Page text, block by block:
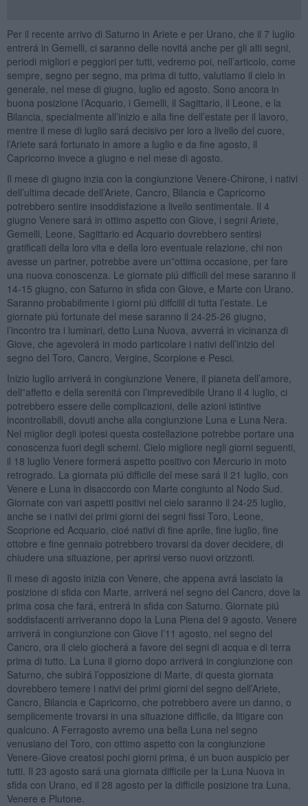
Per il recente arrivo di Saturno in Ariete e per Urano, che il 7 luglio
entrerá in Gemelli, ci saranno delle novitá anche per gli alti segni,
periodi migliori e peggiori per tutti, vedremo poi, nell’articolo, come
sempre, segno per segno, ma prima di tutto, valutiamo il cielo in
generale, nel mese di giugno, luglio ed agosto. Sono ancora in
buona posizione l’Acquario, i Gemelli, il Sagittario, il Leone, e la
Bilancia, specialmente all’inizio e alla fine dell’estate per il lavoro,
mentre il mese di luglio sará decisivo per loro a livello del cuore,
l’Ariete sará fortunato in amore a luglio e da fine agosto, il
Capricorno invece a giugno e nel mese di agosto.
Il mese di giugno inzia con la congiunzione Venere-Chirone, i nativi
dell’ultima decade dell’Ariete, Cancro, Bilancia e Capricorno
potrebbero sentire insoddisfazione a livello sentimentale. Il 4
giugno Venere sará in ottimo aspetto con Giove, i segni Ariete,
Gemelli, Leone, Sagittario ed Acquario dovrebbero sentirsi
gratificati della loro vita e della loro eventuale relazione, chi non
avesse un partner, potrebbe avere un”ottima occasione, per fare
una nuova conoscenza. Le giornate piú difficili del mese saranno il
14-15 giugno, con Saturno in sfida con Giove, e Marte con Urano.
Saranno probabilmente i giorni piú diffcilil di tutta l’estate. Le
giornate piú fortunate del mese saranno il 24-25-26 giugno,
l’incontro tra i luminari, detto Luna Nuova, avverrá in vicinanza di
Giove, che agevolerá in modo particolare i nativi dell’inizio del
segno del Toro, Cancro, Vergine, Scorpione e Pesci.
Inizio luglio arriverá in congiunzione Venere, il pianeta dell’amore,
dell”affetto e della serenitá con l’imprevedibile Urano il 4 luglio, ci
potrebbero essere delle complicazioni, delle azioni istintive
incontrollabili, dovuti anche alla congiunzione Luna e Luna Nera.
Nel miglior degli ipotesi questa costellazione potrebbe portare una
conoscenza fuori degli schemi. Cielo migliore negli giorni seguenti,
il 18 luglio Venere formerá aspetto positivo con Mercurio in moto
retrogrado. La giornata piú difficile del mese sará il 21 luglio, con
Venere e Luna in disaccordo con Marte congiunto al Nodo Sud.
Giornate con vari aspetti positivi nel cielo saranno il 24-25 luglio,
anche se i nativi dei primi giorni dei segni fissi Toro, Leone,
Scoprione ed Acquario, cioé nativi di fine aprile, fine luglio, fine
ottobre e fine gennaio potrebbero trovarsi da dover decidere, di
chiudere una situazione, per aprirsi verso nuovi orizzonti.
Il mese di agosto inizia con Venere, che appena avrá lasciato la
posizione di sfida con Marte, arriverá nel segno del Cancro, dove la
prima cosa che fará, entrerá in sfida con Saturno. Giornate piú
soddisfacenti arriveranno dopo la Luna Piena del 9 agosto. Venere
arriverá in congiunzione con Giove l’11 agosto, nel segno del
Cancro, ora il cielo giocherá a favore dei segni di acqua e di terra
prima di tutto. La Luna il giorno dopo arriverá in congiunzione con
Saturno, che subirá l’opposizione di Marte, di questa giornata
dovrebbero temere i nativi dei primi giorni del segno dell’Ariete,
Cancro, Bilancia e Capricorno, che potrebbero avere un danno, o
semplicemente trovarsi in una situazione difficile, da litigare con
qualcuno. A Ferragosto avremo una bella Luna nel segno
venusiano del Toro, con ottimo aspetto con la congiunzione
Venere-Giove creatosi pochi giorni prima, é un buon auspicio per
tutti. Il 23 agosto sará una giornata difficile per la Luna Nuova in
sfida con Urano, ed il 28 agosto per la difficile posizione tra Luna,
Venere e Plutone.